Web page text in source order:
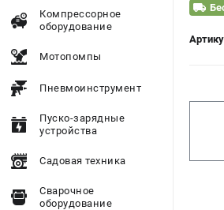
Компрессорное
оборудование
Мотопомпы
Пневмоинструмент
Пуско-зарядные
устройства
Садовая техника
Сварочное
оборудование